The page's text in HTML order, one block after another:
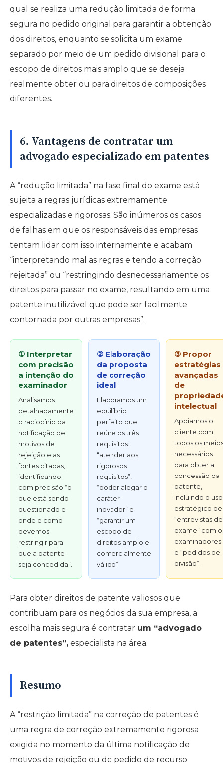
qual se realiza uma redução limitada de forma
segura no pedido original para garantir a obtenção
dos direitos, enquanto se solicita um exame
separado por meio de um pedido divisional para o
escopo de direitos mais amplo que se deseja
realmente obter ou para direitos de composições
diferentes.
6. Vantagens de contratar um
advogado especializado em patentes
A “redução limitada” na fase final do exame está
sujeita a regras jurídicas extremamente
especializadas e rigorosas. São inúmeros os casos
de falhas em que os responsáveis das empresas
tentam lidar com isso internamente e acabam
“interpretando mal as regras e tendo a correção
rejeitada” ou “restringindo desnecessariamente os
direitos para passar no exame, resultando em uma
patente inutilizável que pode ser facilmente
contornada por outras empresas”.
① Interpretar
com precisão
a intenção do
examinador
Analisamos
detalhadamente
o raciocínio da
notificação de
motivos de
rejeição e as
fontes citadas,
identificando
com precisão “o
que está sendo
questionado e
onde e como
devemos
restringir para
que a patente
seja concedida”.
② Elaboração
da proposta
de correção
ideal
Elaboramos um
equilíbrio
perfeito que
reúne os três
requisitos:
“atender aos
rigorosos
requisitos”,
“poder alegar o
caráter
inovador” e
“garantir um
escopo de
direitos amplo e
comercialmente
válido”.
③ Propor
estratégias
avançadas
de
intelectual
Apoiamos o
cliente com
todos os meios
necessários
para obter a
concessão da
patente,
incluindo o uso
estratégico de
“entrevistas de
exame” com
examinadores
e “pedidos de
divisão”.
Para obter direitos de patente valiosos que
contribuam para os negócios da sua empresa, a
escolha mais segura é contratar um “advogado
de patentes”, especialista na área.
Resumo
A “restrição limitada” na correção de patentes é
uma regra de correção extremamente rigorosa
exigida no momento da última notificação de
motivos de rejeição ou do pedido de recurso